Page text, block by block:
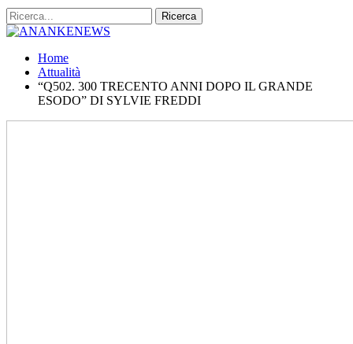
Home
Attualità
“Q502. 300 TRECENTO ANNI DOPO IL GRANDE
ESODO” DI SYLVIE FREDDI